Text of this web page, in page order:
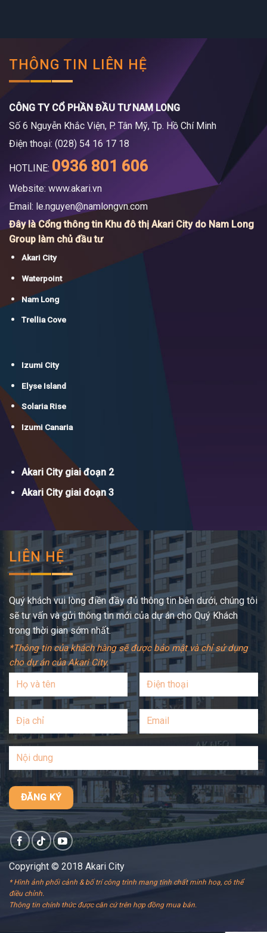
THÔNG TIN LIÊN HỆ
CÔNG TY CỔ PHẦN ĐẦU TƯ NAM LONG
Số 6 Nguyễn Khắc Viện, P. Tân Mỹ, Tp. Hồ Chí Minh
Điện thoại: (028) 54 16 17 18
HOTLINE: 0936 801 606
Website: www.akari.vn
Email: le.nguyen@namlongvn.com
Đây là Cổng thông tin Khu đô thị Akari City do Nam Long
Group làm chủ đầu tư
Akari City
Waterpoint
Nam Long
Trellia Cove
Izumi City
Elyse Island
Solaria Rise
Izumi Canaria
Akari City giai đoạn 2
Akari City giai đoạn 3
LIÊN HỆ
Quý khách vui lòng điền đầy đủ thông tin bên dưới, chúng tôi
sẽ tư vấn và gửi thông tin mới của dự án cho Quý Khách
trong thời gian sớm nhất.
*Thông tin của khách hàng sẽ được bảo mật và chỉ sử dụng
cho dự án của Akari City.
Copyright © 2018 Akari City
* Hình ảnh phối cảnh & bố trí công trình mang tính chất minh hoạ, có thể
điều chỉnh.
Thông tin chính thức được căn cứ trên hợp đồng mua bán.